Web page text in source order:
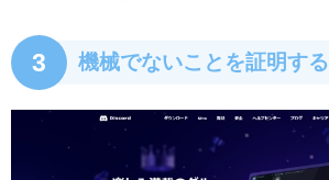
3 機械でないことを証明する